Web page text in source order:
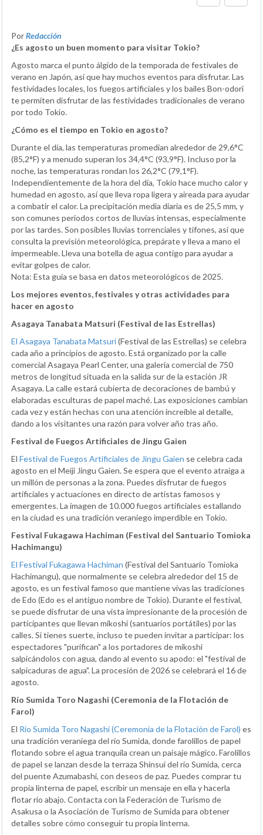
PorRedacción
¿Es agosto un buen momento para visitar Tokio?
Agosto marca el punto álgido de la temporada de festivales de
verano en Japón, así que hay muchos eventos para disfrutar. Las
festividades locales, los fuegos artificiales y los bailes Bon-odori
te permiten disfrutar de las festividades tradicionales de verano
por todo Tokio.
¿Cómo es el tiempo en Tokio en agosto?
Durante el día, las temperaturas promedian alrededor de 29,6°C
(85,2°F) y a menudo superan los 34,4°C (93,9°F). Incluso por la
noche, las temperaturas rondan los 26,2°C (79,1°F).
Independientemente de la hora del día, Tokio hace mucho calor y
humedad en agosto, así que lleva ropa ligera y aireada para ayudar
a combatir el calor. La precipitación media diaria es de 25,5 mm, y
son comunes periodos cortos de lluvias intensas, especialmente
por las tardes. Son posibles lluvias torrenciales y tifones, así que
consulta la previsión meteorológica, prepárate y lleva a mano el
impermeable. Lleva una botella de agua contigo para ayudar a
evitar golpes de calor.
Nota: Esta guía se basa en datos meteorológicos de 2025.
Los mejores eventos, festivales y otras actividades para
hacer en agosto
Asagaya Tanabata Matsuri (Festival de las Estrellas)
El Asagaya Tanabata Matsuri(Festival de las Estrellas) se celebra
cada año a principios de agosto. Está organizado por la calle
comercial Asagaya Pearl Center, una galería comercial de 750
metros de longitud situada en la salida sur de la estación JR
Asagaya. La calle estará cubierta de decoraciones de bambú y
elaboradas esculturas de papel maché. Las exposiciones cambian
cada vez y están hechas con una atención increíble al detalle,
dando a los visitantes una razón para volver año tras año.
Festival de Fuegos Artificiales de Jingu Gaien
El Festival de Fuegos Artificiales de Jingu Gaien se celebra cada
agosto en el Meiji Jingu Gaien. Se espera que el evento atraiga a
un millón de personas a la zona. Puedes disfrutar de fuegos
artificiales y actuaciones en directo de artistas famosos y
emergentes. La imagen de 10.000 fuegos artificiales estallando
en la ciudad es una tradición veraniego imperdible en Tokio.
Festival Fukagawa Hachiman (Festival del Santuario Tomioka
Hachimangu)
El Festival Fukagawa Hachiman (Festival del Santuario Tomioka
Hachimangu), que normalmente se celebra alrededor del 15 de
agosto, es un festival famoso que mantiene vivas las tradiciones
de Edo (Edo es el antiguo nombre de Tokio). Durante el festival,
se puede disfrutar de una vista impresionante de la procesión de
participantes que llevan mikoshi (santuarios portátiles) por las
calles. Si tienes suerte, incluso te pueden invitar a participar: los
espectadores "purifican" a los portadores de mikoshi
salpicándolos con agua, dando al evento su apodo: el "festival de
salpicaduras de agua". La procesión de 2026 se celebrará el 16 de
agosto.
Río Sumida Toro Nagashi (Ceremonia de la Flotación de
Farol)
El Río Sumida Toro Nagashi (Ceremonia de la Flotación de Farol) es
una tradición veraniega del río Sumida, donde farolillos de papel
flotando sobre el agua tranquila crean un paisaje mágico. Farolillos
de papel se lanzan desde la terraza Shinsui del río Sumida, cerca
del puente Azumabashi, con deseos de paz. Puedes comprar tu
propia linterna de papel, escribir un mensaje en ella y hacerla
flotar río abajo. Contacta con la Federación de Turismo de
Asakusa o la Asociación de Turismo de Sumida para obtener
detalles sobre cómo conseguir tu propia linterna.